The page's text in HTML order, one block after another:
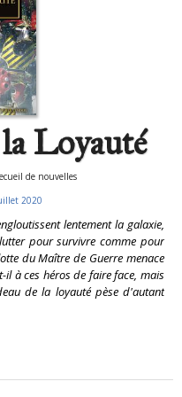
Loyauté
de nouvelles
2020
lentement la galaxie,
pour survivre comme pour
du Maître de Guerre menace
à ces héros de faire face, mais
de la loyauté pèse d'autant